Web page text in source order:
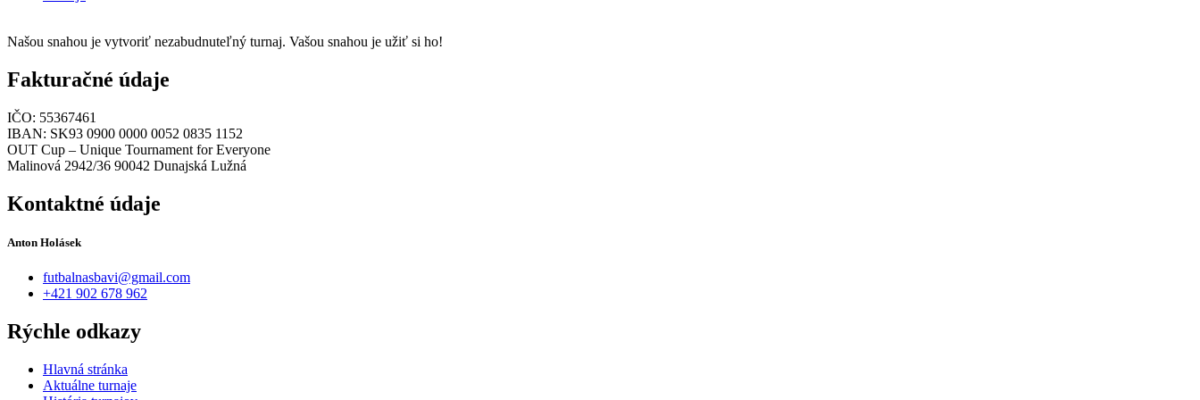
Našou snahou je vytvoriť nezabudnuteľný turnaj. Vašou snahou je užiť si ho!
Fakturačné údaje
IČO: 55367461
IBAN: SK93 0900 0000 0052 0835 1152
OUT Cup – Unique Tournament for Everyone
Malinová 2942/36 90042 Dunajská Lužná
Kontaktné údaje
Anton Holásek
futbalnasbavi@gmail.com
+421 902 678 962
Rýchle odkazy
Hlavná stránka
Aktuálne turnaje